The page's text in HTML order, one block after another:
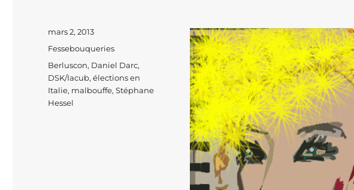
Publié
mars 2, 2013
Catégories
Fessebouqueries
Étiquettes
Berluscon, Daniel Darc,
DSK/Iacub,élections en
Italie, malbouffe,Stéphane
Hessel